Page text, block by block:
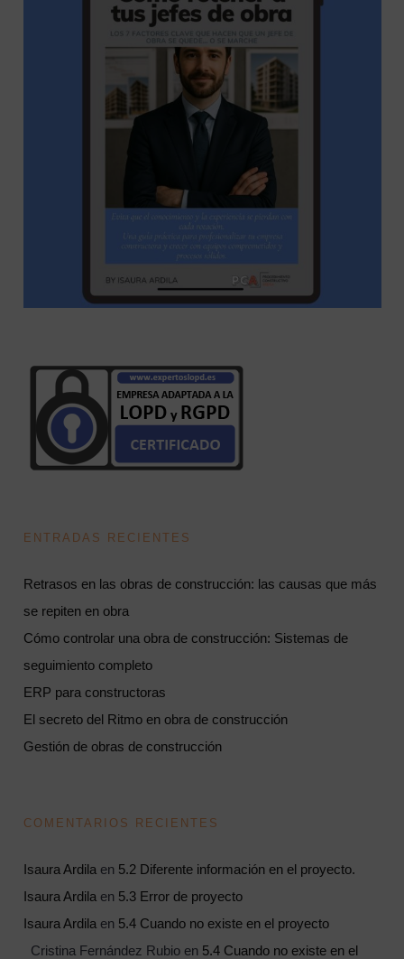
ENTRADAS RECIENTES
Retrasos en las obras de construcción: las causas que más
se repiten en obra
Cómo controlar una obra de construcción: Sistemas de
seguimiento completo
ERP para constructoras
El secreto del Ritmo en obra de construcción
Gestión de obras de construcción
COMENTARIOS RECIENTES
Isaura Ardila en 5.2 Diferente información en el proyecto.
Isaura Ardila en 5.3 Error de proyecto
Isaura Ardila en 5.4 Cuando no existe en el proyecto
Cristina Fernández Rubioen 5.4 Cuando no existe en el